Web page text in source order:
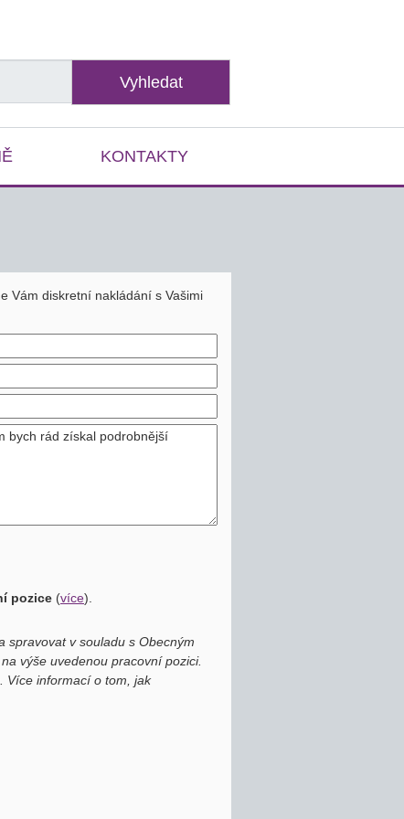
Vyhledat
KONTAKTY
Vám diskretní nakládání s Vašimi
pozice(více)
spravovat v souladu s Obecným
výše uvedenou pracovní pozici.
Více informací o tom, jak